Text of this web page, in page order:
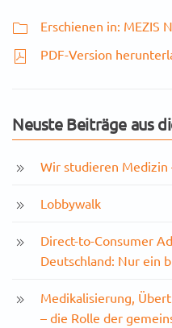
Erschienen in: MEZIS
PDF-Version
Neuste Beiträge aus
Wir studieren Medizin
Lobbywalk
Direct-to-Consumer
Deutschland: Nur ein
Medikalisierung,
– die Rolle der